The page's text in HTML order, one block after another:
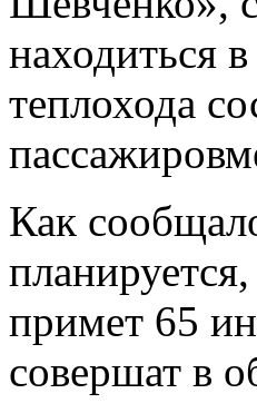
находиться
теплохода
Как
примет 65
совершат в